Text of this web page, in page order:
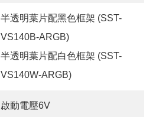
半透明葉片配黑色框架 (SST-
VS140B-ARGB)
半透明葉片配白色框架 (SST-
VS140W-ARGB)
啟動電壓6V